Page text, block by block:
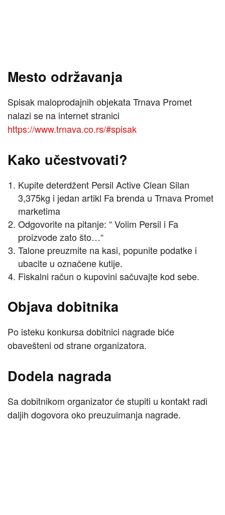
Mesto održavanja
Spisak maloprodajnih objekata Trnava Promet
nalazi se na internet stranici
https://www.trnava.co.rs/#spisak
Kako učestvovati?
Kupite deterdžent Persil Active Clean Silan
3,375kg i jedan artikl Fa brenda u Trnava Promet
marketima
Odgovorite na pitanje: “ Volim Persil i Fa
proizvode zato što…“
Talone preuzmite na kasi, popunite podatke i
ubacite u označene kutije.
Fiskalni račun o kupovini sačuvajte kod sebe.
Objava dobitnika
Po isteku konkursa dobitnici nagrade biće
obavešteni od strane organizatora.
Dodela nagrada
Sa dobitnikom organizator će stupiti u kontakt radi
daljih dogovora oko preuzuimanja nagrade.